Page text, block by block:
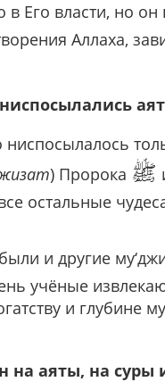
в Его власти, но
Аллаха,
ниспосылались
ниспосылалось
) Пророка ﷺ
остальные
были и другие
учёные
и глубине
на аяты, на суры